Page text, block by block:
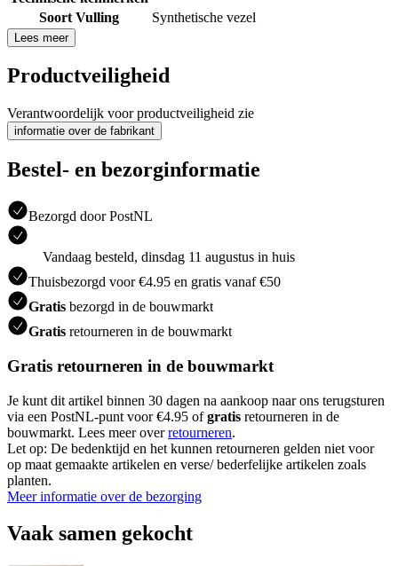
Soort Vulling
Synthetische vezel
Lees meer
Productveiligheid
Verantwoordelijk voor productveiligheid zie
informatie over de fabrikant
Bestel- en bezorginformatie
Bezorgd door PostNL
Vandaag besteld, dinsdag 11 augustus in huis
Thuisbezorgd voor €4.95 en gratis vanaf €50
Gratis bezorgd in de bouwmarkt
Gratis retourneren in de bouwmarkt
Gratis retourneren in de bouwmarkt
Je kunt dit artikel binnen 30 dagen na aankoop naar ons terugsturen
via een PostNL-punt voor €4.95 ofgratis retourneren in de
bouwmarkt. Lees meer overretourneren.
Let op: De bedenktijd en het kunnen retourneren gelden niet voor
op maat gemaakte artikelen en verse/ bederfelijke artikelen zoals
planten.
Meer informatie over de bezorging
Vaak samen gekocht